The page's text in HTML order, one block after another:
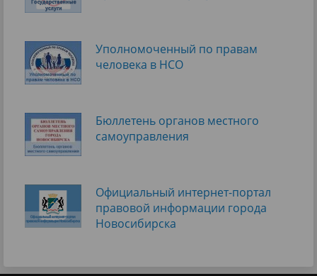
Уполномоченный по правам
человека в НСО
Бюллетень органов местного
самоуправления
Официальный интернет-портал
правовой информации города
Новосибирска